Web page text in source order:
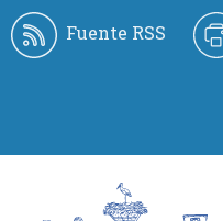
Fuente RSS